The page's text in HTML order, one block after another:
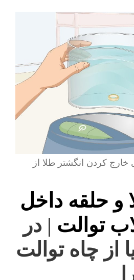
خارج کردن انگشتر طلا از
و حلقه داخل
توالت | در
از چاه توالت